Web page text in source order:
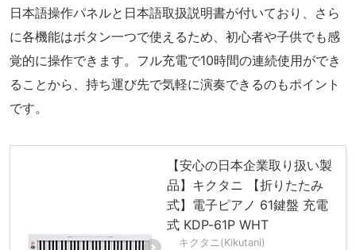
日本語操作パネルと日本語取扱説明書が付いており、さら
に各機能はボタン一つで使えるため、初心者や子供でも感
覚的に操作できます。フル充電で10時間の連続使用ができ
ることから、持ち運び先で気軽に演奏できるのもポイント
です。
【安心の日本企業取り扱い製
品】キクタニ 【折りたたみ
式】電子ピアノ 61鍵盤 充電
式 KDP-61P WHT
キクタニ(Kikutani)